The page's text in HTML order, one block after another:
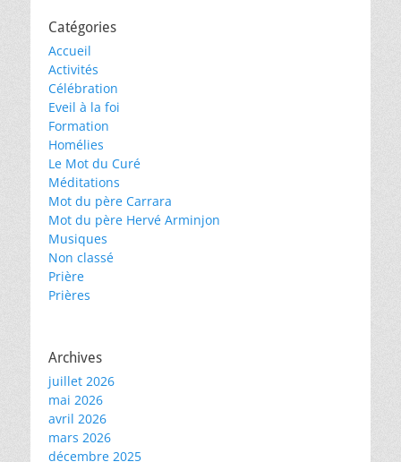
Catégories
Accueil
Activités
Célébration
Eveil à la foi
Formation
Homélies
Le Mot du Curé
Méditations
Mot du père Carrara
Mot du père Hervé Arminjon
Musiques
Non classé
Prière
Prières
Archives
juillet 2026
mai 2026
avril 2026
mars 2026
décembre 2025